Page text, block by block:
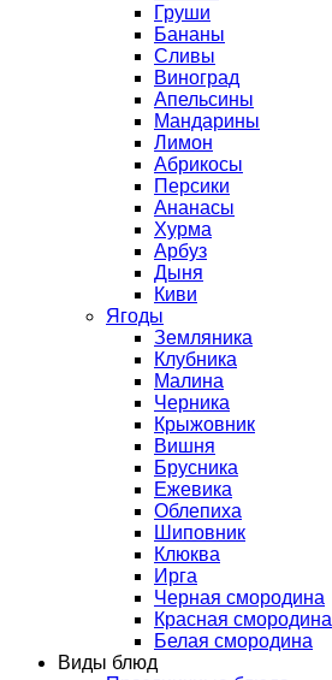
Груши
Бананы
Сливы
Виноград
Апельсины
Мандарины
Лимон
Абрикосы
Персики
Ананасы
Хурма
Арбуз
Дыня
Киви
Ягоды
Земляника
Клубника
Малина
Черника
Крыжовник
Вишня
Брусника
Ежевика
Облепиха
Шиповник
Клюква
Ирга
Черная смородина
Красная смородина
Белая смородина
Виды блюд